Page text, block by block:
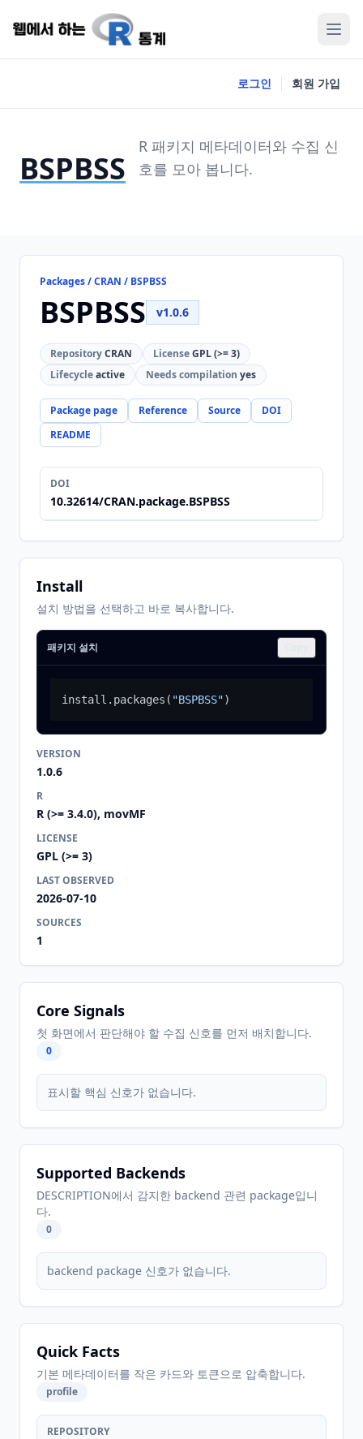
로그인 회원 가입
BSPBSS
R 패키지 메타데이터와 수집 신
호를 모아 봅니다.
Packages / CRAN / BSPBSS
BSPBSS v1.0.6
RepositoryCRAN LicenseGPL (>= 3)
Lifecycleactive Needs compilation yes
Package page Reference Source
DOI
README
DOI
10.32614/CRAN.package.BSPBSS
Install
설치 방법을 선택하고 바로 복사합니다.
패키지 설치
install.packages ( "BSPBSS")
VERSION
1.0.6
R
R (>= 3.4.0), movMF
LICENSE
GPL (>= 3)
LAST OBSERVED
2026-07-10
SOURCES
1
Core Signals
첫 화면에서 판단해야 할 수집 신호를 먼저 배치합니다.
0
표시할 핵심 신호가 없습니다.
Supported Backends
DESCRIPTION에서 감지한 backend 관련 package입니
다.
0
backend package 신호가 없습니다.
Quick Facts
기본 메타데이터를 작은 카드와 토큰으로 압축합니다.
profile
REPOSITORY